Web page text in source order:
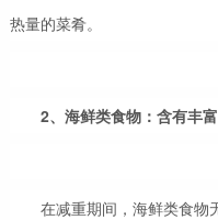
热量的菜肴。
2、 海鲜类食物：含有丰
在减重期间，海鲜类食物